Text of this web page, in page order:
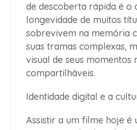
de descoberta rápida é o
longevidade de muitos
sobrevivem na memória
suas tramas complexas,
visual de seus momentos
compartilháveis.
Identidade digital e a
Assistir a um filme hoje é